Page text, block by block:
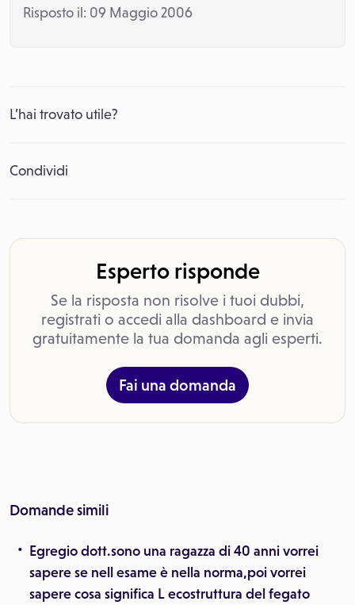
Risposto il: 09 Maggio 2006
L’hai trovato utile?
Condividi
Esperto risponde
Se la risposta non risolve i tuoi dubbi,
registrati o accedi alla dashboard e invia
gratuitamente la tua domanda agli esperti.
Fai una domanda
Domande simili
Egregio dott.sono una ragazza di 40 anni vorrei
sapere se nell esame è nella norma,poi vorrei
sapere cosa significa L ecostruttura del fegato